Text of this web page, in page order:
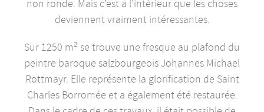
non ronde. Mais c’est à l’intérieur que les choses
deviennent vraiment intéressantes.
Sur 1250 m² se trouve une fresque au plafond du
peintre baroque salzbourgeois Johannes Michael
Rottmayr. Elle représente la glorification de Saint
Charles Borromée et a également été restaurée.